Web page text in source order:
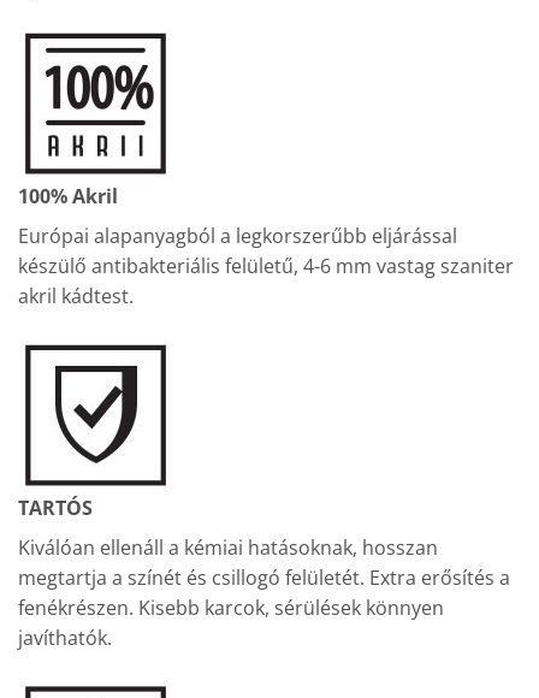
100% Akril
Európai alapanyagból a legkorszerűbb eljárással
készülő antibakteriális felületű, 4-6 mm vastag szaniter
akril kádtest.
TARTÓS
Kiválóan ellenáll a kémiai hatásoknak, hosszan
megtartja a színét és csillogó felületét. Extra erősítés a
fenékrészen. Kisebb karcok, sérülések könnyen
javíthatók.